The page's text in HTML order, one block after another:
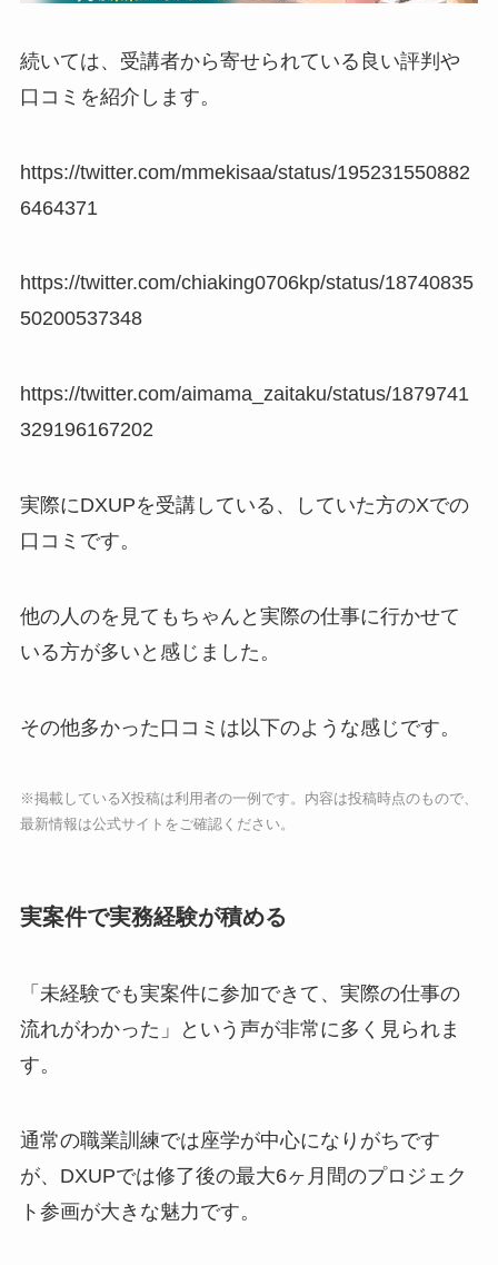
続いては、受講者から寄せられている良い評判や
口コミを紹介します。
https://twitter.com/mmekisaa/status/195231550882
6464371
https://twitter.com/chiaking0706kp/status/18740835
50200537348
https://twitter.com/aimama_zaitaku/status/1879741
329196167202
実際にDXUPを受講している、していた方のXでの
口コミです。
他の人のを見てもちゃんと実際の仕事に行かせて
いる方が多いと感じました。
その他多かった口コミは以下のような感じです。
※掲載しているX投稿は利用者の一例です。内容は投稿時点のもので、
最新情報は公式サイトをご確認ください。
実案件で実務経験が積める
「未経験でも実案件に参加できて、実際の仕事の
流れがわかった」という声が非常に多く見られま
す。
通常の職業訓練では座学が中心になりがちです
が、DXUPでは修了後の最大6ヶ月間のプロジェク
ト参画が大きな魅力です。